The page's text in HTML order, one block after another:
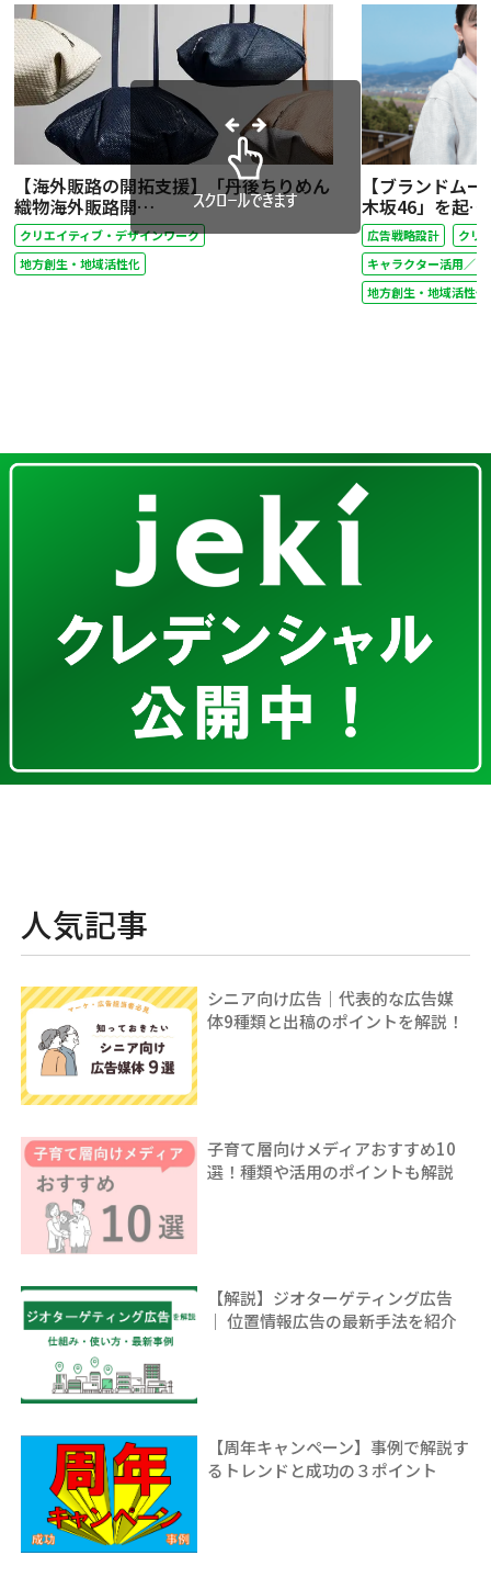
【海外販路の開拓支援】「丹後ちりめん
織物海外販路開…
クリエイティブ・デザインワーク
地方創生・地域活性化
【ブランドム
木坂46」を起…
広告戦略設計
クリ
キャラクター活用／
地方創生・地域活性化
人気記事
シニア向け広告｜代表的な広告媒
体9種類と出稿のポイントを解説！
子育て層向けメディアおすすめ10
選！種類や活用のポイントも解説
【解説】ジオターゲティング広告
｜ 位置情報広告の最新手法を紹介
【周年キャンペーン】事例で解説す
るトレンドと成功の３ポイント